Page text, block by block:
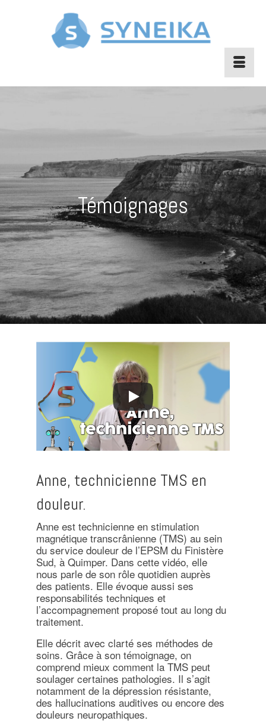
Témoignages
Anne, technicienne TMS en
douleur.
Anne est technicienne en stimulation
magnétique transcrânienne (TMS) au sein
du service douleur de l’EPSM du Finistère
Sud, à Quimper. Dans cette vidéo, elle
nous parle de son rôle quotidien auprès
des patients. Elle évoque aussi ses
responsabilités techniques et
l’accompagnement proposé tout au long du
traitement.
Elle décrit avec clarté ses méthodes de
soins. Grâce à son témoignage, on
comprend mieux comment la TMS peut
soulager certaines pathologies. Il s’agit
notamment de la dépression résistante,
des hallucinations auditives ou encore des
douleurs neuropathiques.